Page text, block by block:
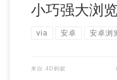
小巧强大浏览
via 安卓 安卓浏
来自 4D蚂蚁